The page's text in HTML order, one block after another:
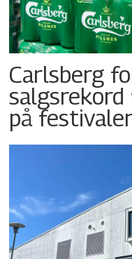
Carlsberg
på